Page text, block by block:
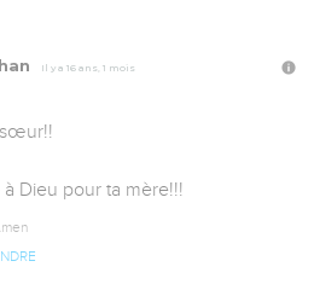
Il y a 16 ans, 1 mois
Dieu pour ta mère!!!